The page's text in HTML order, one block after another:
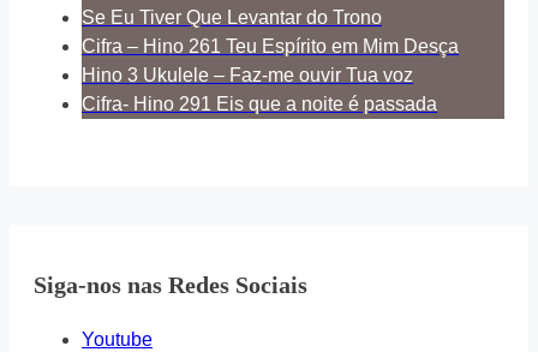
Se Eu Tiver Que Levantar do Trono
Cifra – Hino 261 Teu Espírito em Mim Desça
Hino 3 Ukulele – Faz-me ouvir Tua voz
Cifra- Hino 291 Eis que a noite é passada
Siga-nos nas Redes Sociais
Youtube